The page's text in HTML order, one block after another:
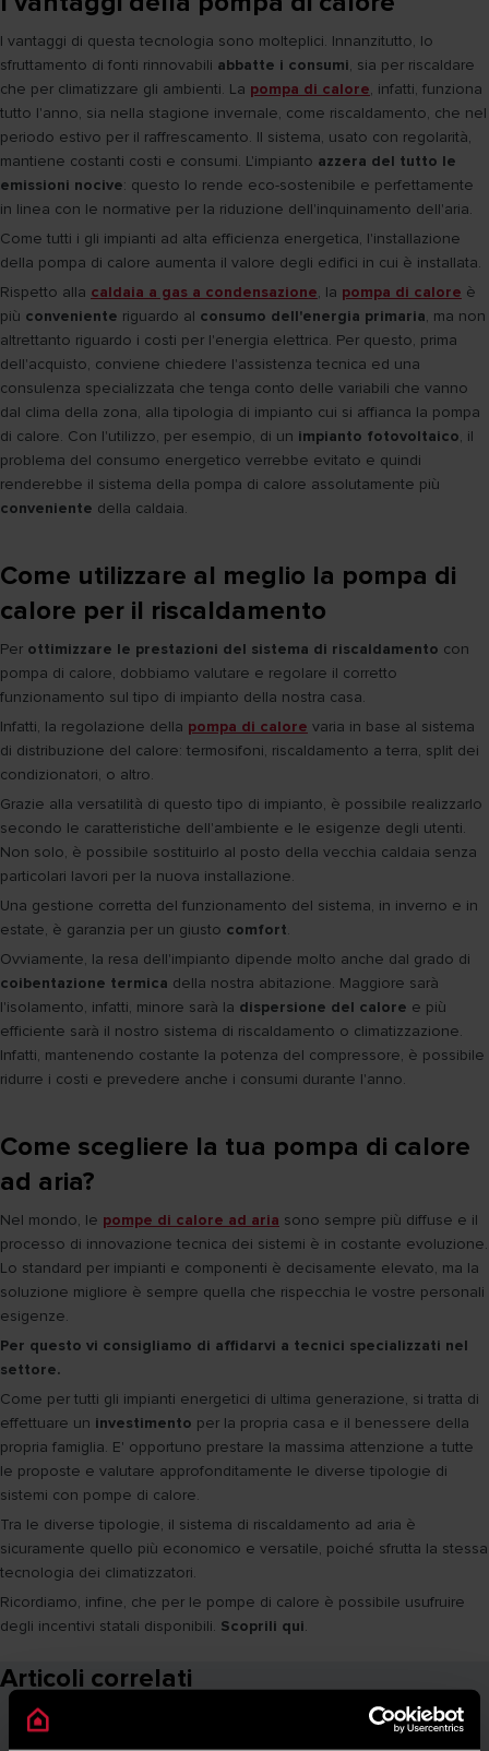
I vantaggi di questa tecnologia sono molteplici. Innanzitutto, lo
sfruttamento di fonti rinnovabili abbatte i consumi, sia per riscaldare
che per climatizzare gli ambienti. La pompa di calore, infatti, funziona
tutto l'anno, sia nella stagione invernale, come riscaldamento, che nel
periodo estivo per il raffrescamento. Il sistema, usato con regolarità,
mantiene costanti costi e consumi. L'impianto azzera del tutto le
emissioni nocive: questo lo rende eco-sostenibile e perfettamente
in linea con le normative per la riduzione dell'inquinamento dell'aria.
Come tutti i gli impianti ad alta efficienza energetica, l'installazione
della pompa di calore aumenta il valore degli edifici in cui è installata.
Rispetto alla caldaia a gas a condensazione, la pompa di calore è
più conveniente riguardo al consumo dell'energia primaria, ma non
altrettanto riguardo i costi per l'energia elettrica. Per questo, prima
dell'acquisto, conviene chiedere l'assistenza tecnica ed una
consulenza specializzata che tenga conto delle variabili che vanno
dal clima della zona, alla tipologia di impianto cui si affianca la pompa
di calore. Con l'utilizzo, per esempio, di un impianto fotovoltaico, il
problema del consumo energetico verrebbe evitato e quindi
renderebbe il sistema della pompa di calore assolutamente più
conveniente della caldaia.
Come utilizzare al meglio la pompa di
calore per il riscaldamento
Per ottimizzare le prestazioni del sistema di riscaldamento con
pompa di calore, dobbiamo valutare e regolare il corretto
funzionamento sul tipo di impianto della nostra casa.
Infatti, la regolazione della pompa di calore varia in base al sistema
di distribuzione del calore: termosifoni, riscaldamento a terra, split dei
condizionatori, o altro.
Grazie alla versatilità di questo tipo di impianto, è possibile realizzarlo
secondo le caratteristiche dell'ambiente e le esigenze degli utenti.
Non solo, è possibile sostituirlo al posto della vecchia caldaia senza
particolari lavori per la nuova installazione.
Una gestione corretta del funzionamento del sistema, in inverno e in
estate, è garanzia per un giusto comfort.
Ovviamente, la resa dell'impianto dipende molto anche dal grado di
coibentazione termica della nostra abitazione. Maggiore sarà
l'isolamento, infatti, minore sarà la dispersione del calore e più
efficiente sarà il nostro sistema di riscaldamento o climatizzazione.
Infatti, mantenendo costante la potenza del compressore, è possibile
ridurre i costi e prevedere anche i consumi durante l'anno.
Come scegliere la tua pompa di calore
ad aria?
Nel mondo, le pompe di calore ad aria sono sempre più diffuse e il
processo di innovazione tecnica dei sistemi è in costante evoluzione.
Lo standard per impianti e componenti è decisamente elevato, ma la
soluzione migliore è sempre quella che rispecchia le vostre personali
esigenze.
Per questo vi consigliamo di affidarvi a tecnici specializzati nel
settore.
Come per tutti gli impianti energetici di ultima generazione, si tratta di
effettuare un investimento per la propria casa e il benessere della
propria famiglia. E' opportuno prestare la massima attenzione a tutte
le proposte e valutare approfonditamente le diverse tipologie di
sistemi con pompe di calore.
Tra le diverse tipologie, il sistema di riscaldamento ad aria è
sicuramente quello più economico e versatile, poiché sfrutta la stessa
tecnologia dei climatizzatori.
Ricordiamo, infine, che per le pompe di calore è possibile usufruire
degli incentivi statali disponibili. Scoprili qui.
Articoli correlati